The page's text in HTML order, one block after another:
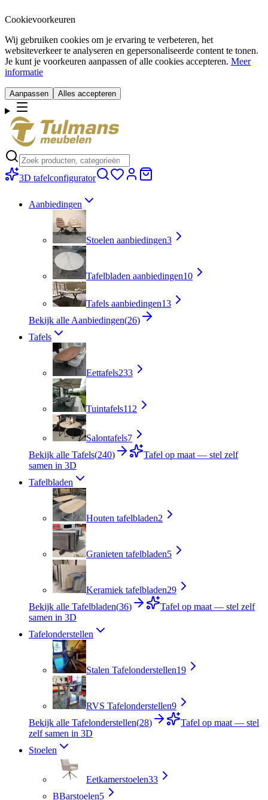
Cookievoorkeuren
Wij gebruiken cookies om je ervaring te verbeteren, het
websiteverkeer te analyseren en gepersonaliseerde content te tonen.
Je kunt je voorkeuren aanpassen of alle cookies accepteren. Meer
informatie
Aanpassen Alles accepteren
3D tafelconfigurator
Aanbiedingen
Stoelen aanbiedingen3
Tafelbladen aanbiedingen10
Tafels aanbiedingen13
Bekijk alle Aanbiedingen(26)
Tafels
Eettafels233
Tuintafels112
Salontafels7
Bekijk alle Tafels(240)
Tafel op maat — stel zelf
samen in 3D
Tafelbladen
Houten tafelbladen2
Granieten tafelbladen5
Keramiek tafelbladen29
Bekijk alle Tafelbladen(36)
Tafel op maat — stel zelf
samen in 3D
Tafelonderstellen
Stalen Tafelonderstellen19
RVS Tafelonderstellen9
Bekijk alle Tafelonderstellen(28)
Tafel op maat — stel
zelf samen in 3D
Stoelen
Eetkamerstoelen33
BBarstoelen5